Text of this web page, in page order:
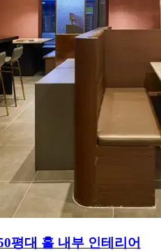
평대 홀 내부 인테리어